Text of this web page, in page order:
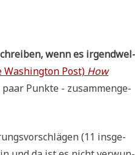
wenn es irgend­wel­
Washing­ton Post) How
Punk­te - zusam­men­ge­
(11 ins­ge­